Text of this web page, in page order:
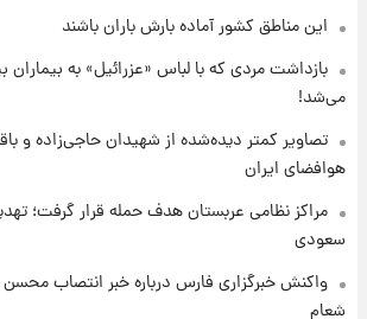
قیمت طلا و سکه امروز پنجشنبه ۱۵ مرداد
شارژ جدید کالابرگ برای
این مناطق کشور آماده بارش باران باشند
بازداشت مردی که با لباس «عزرائیل» به بیماران
می‌شد!
تصاویر کمتر دیده‌شده از شهیدان حاجی‌زاده و
هوافضای ایران
مراکز نظامی عربستان هدف حمله قرار گرفت؛
سعودی
واکنش خبرگزاری فارس درباره خبر انتصاب
شعام